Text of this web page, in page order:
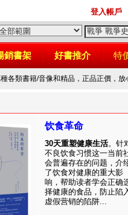
登入帳戶
銷書架 好書推介 特
種各類書籍/音像和精品，正品正價，
饮食革命
30天重塑健康生活。针
不良饮食习惯这一当前
会普遍存在的问题，介
了饮食对健康的重大影
响，帮助读者学会正确
择健康的食品，防止陷
虚假营销的陷阱...